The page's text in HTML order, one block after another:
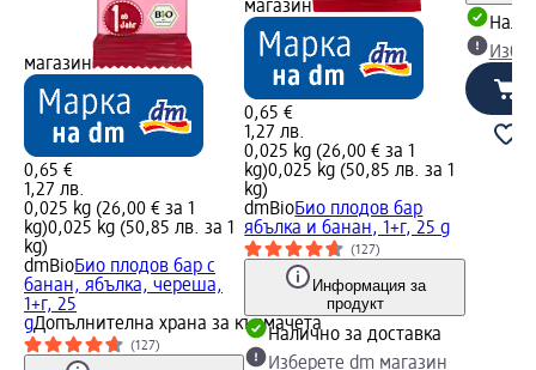
магазин
0,65 €
1,27 лв.
0,025 kg (26,00 € за 1
kg)0,025 kg (50,85 лв. за 1
kg)
dmBioБио плодов бар с
банан, ябълка, череша,
1+г, 25
gДопълнителна храна за кърмачета
(127)
магазин
0,65 €
1,27 лв.
0,025 kg (26,00 € за 1
kg)0,025 kg (50,85 лв. за 1
kg)
dmBioБио плодов бар
ябълка и банан, 1+г, 25 g
(127)
Информация за
продукт
Налично за доставка
Изберете dm магазин